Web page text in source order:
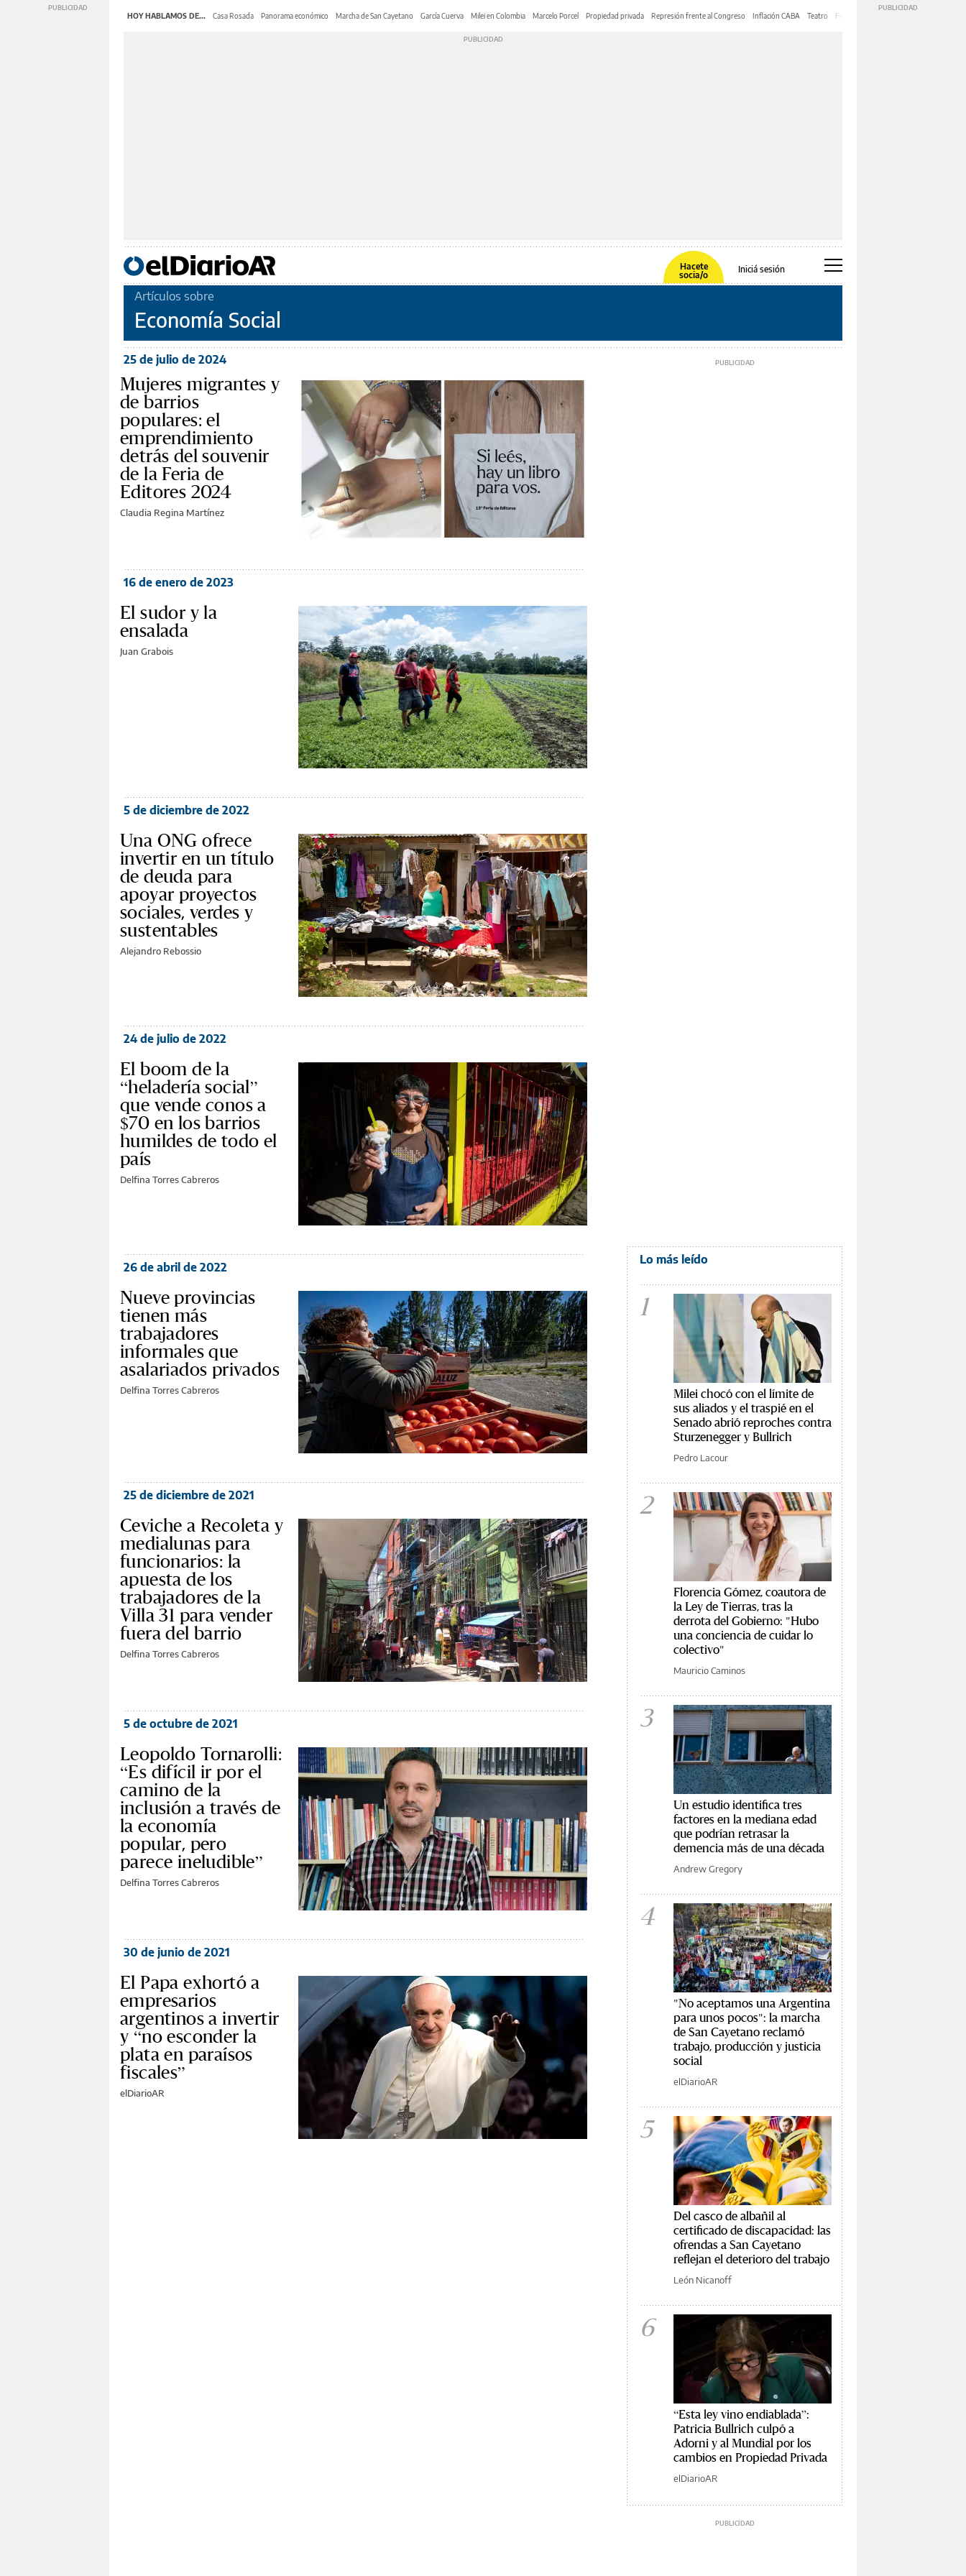
HOY HABLAMOS DE... Casa Rosada Panorama económico Marcha de San Cayetano García Cuerva Milei en Colombia Marcelo Porcel Propiedad privada Represión frente al Congreso Inflación CABA Teatro Feria de Editores
Hacete
socia/o
Iniciá sesión
Artículos sobre
Economía Social
25 de julio de 2024
Mujeres migrantes y
de barrios
populares: el
emprendimiento
detrás del souvenir
de la Feria de
Editores 2024
Claudia Regina Martínez
16 de enero de 2023
El sudor y la
ensalada
Juan Grabois
5 de diciembre de 2022
Una ONG ofrece
invertir en un título
de deuda para
apoyar proyectos
sociales, verdes y
sustentables
Alejandro Rebossio
24 de julio de 2022
El boom de la
“heladería social”
que vende conos a
$70 en los barrios
humildes de todo el
país
Delfina Torres Cabreros
26 de abril de 2022
Nueve provincias
tienen más
trabajadores
informales que
asalariados privados
Delfina Torres Cabreros
25 de diciembre de 2021
Ceviche a Recoleta y
medialunas para
funcionarios: la
apuesta de los
trabajadores de la
Villa 31 para vender
fuera del barrio
Delfina Torres Cabreros
5 de octubre de 2021
Leopoldo Tornarolli:
“Es difícil ir por el
camino de la
inclusión a través de
la economía
popular, pero
parece ineludible”
Delfina Torres Cabreros
30 de junio de 2021
El Papa exhortó a
empresarios
argentinos a invertir
y “no esconder la
plata en paraísos
fiscales”
elDiarioAR
Lo más leído
1
Milei chocó con el límite de
sus aliados y el traspié en el
Senado abrió reproches contra
Sturzenegger y Bullrich
Pedro Lacour
2
Florencia Gómez, coautora de
la Ley de Tierras, tras la
derrota del Gobierno: "Hubo
una conciencia de cuidar lo
colectivo"
Mauricio Caminos
3
Un estudio identifica tres
factores en la mediana edad
que podrían retrasar la
demencia más de una década
Andrew Gregory
4
"No aceptamos una Argentina
para unos pocos": la marcha
de San Cayetano reclamó
trabajo, producción y justicia
social
elDiarioAR
5
Del casco de albañil al
certificado de discapacidad: las
ofrendas a San Cayetano
reflejan el deterioro del trabajo
León Nicanoff
6
“Esta ley vino endiablada”:
Patricia Bullrich culpó a
Adorni y al Mundial por los
cambios en Propiedad Privada
elDiarioAR